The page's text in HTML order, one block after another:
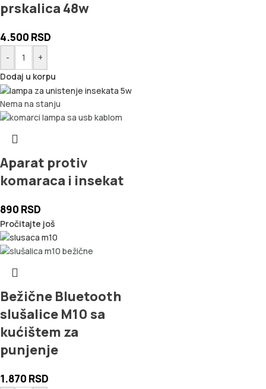
prskalica 48w
4.500 RSD
-
+
Dodaj u korpu
Nema na stanju
Aparat protiv
komaraca i insekat
890 RSD
Pročitajte još
Bežične Bluetooth
slušalice M10 sa
kućištem za
punjenje
1.870 RSD